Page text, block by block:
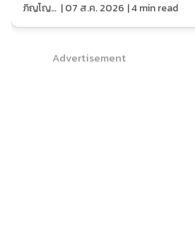
ภิญโญ ส่องแสง |07 ส.ค. 2026 |4min read
Advertisement